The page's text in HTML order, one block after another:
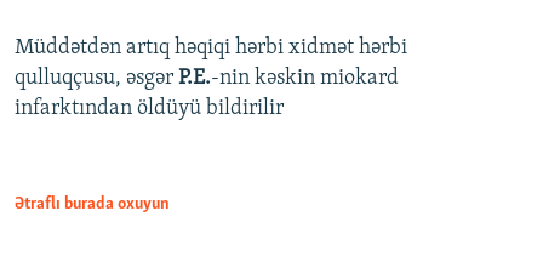
Müddətdən artıq həqiqi hərbi xidmət hərbi
qulluqçusu, əsgər P.E.-nin kəskin miokard
infarktından öldüyü bildirilir
Ətraflı burada oxuyun